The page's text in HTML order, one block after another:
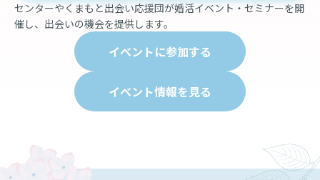
センターやくまもと出会い応援団が婚活イベント・セミナーを開
催し、出会いの機会を提供します。
イベントに参加する
イベント情報を見る